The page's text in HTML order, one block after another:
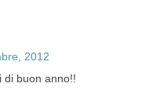
2012
di buon anno!!